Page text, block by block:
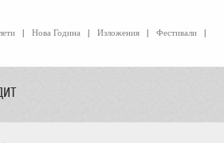
| Нова Година | Изложения | Фестивали |